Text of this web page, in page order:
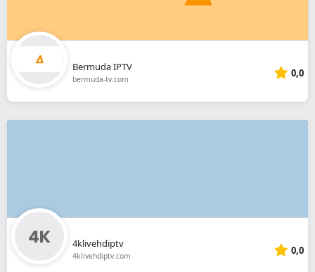
Bermuda IPTV
bermuda-tv.com 0,0
4klivehdiptv
4klivehdiptv.com 0,0